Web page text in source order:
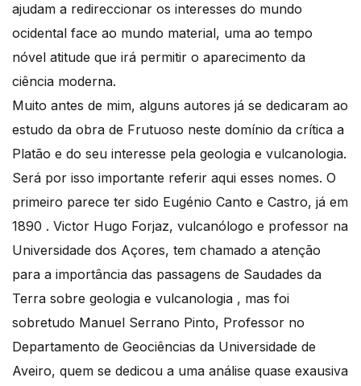
ajudam a redireccionar os interesses do mundo
ocidental face ao mundo material, uma ao tempo
nóvel atitude que irá permitir o aparecimento da
ciência moderna.
Muito antes de mim, alguns autores já se dedicaram ao
estudo da obra de Frutuoso neste domínio da crítica a
Platão e do seu interesse pela geologia e vulcanologia.
Será por isso importante referir aqui esses nomes. O
primeiro parece ter sido Eugénio Canto e Castro, já em
1890 . Victor Hugo Forjaz, vulcanólogo e professor na
Universidade dos Açores, tem chamado a atenção
para a importância das passagens de Saudades da
Terra sobre geologia e vulcanologia , mas foi
sobretudo Manuel Serrano Pinto, Professor no
Departamento de Geociências da Universidade de
Aveiro, quem se dedicou a uma análise quase exausiva